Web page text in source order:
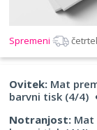
Spremeni
Ovitek: Mat
barvni tisk (4/4)
Notranjost: Mat